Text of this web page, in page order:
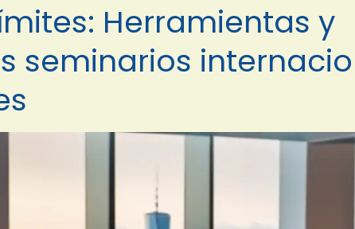
Herramientas y
seminarios